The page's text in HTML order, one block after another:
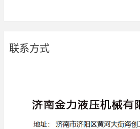
联系方式